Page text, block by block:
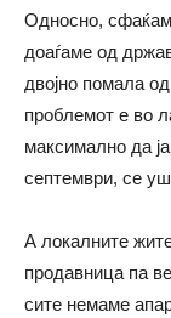
Односно,
доаѓаме од
двојно помала
проблемот е во
максимално да
септември, се
А локалните
продавница па
сите немаме